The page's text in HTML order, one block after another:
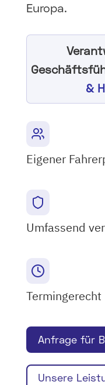
Europa.
&
Eigener
Umfassend
Termingerecht
Anfrage für
Unsere